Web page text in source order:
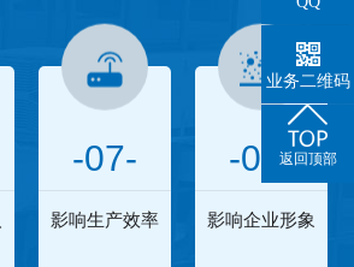
-07-
影响生产效率
-08-
影响企业形象
业务二维码
返回顶部